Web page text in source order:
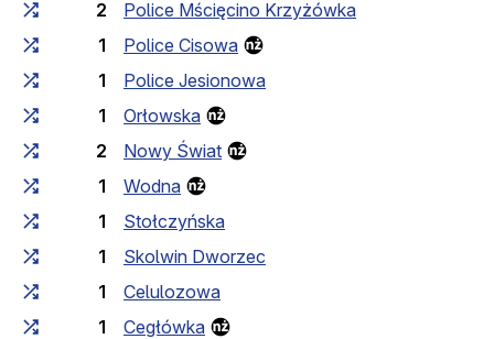
2
Police Mścięcino Krzyżówka
1
Police Cisowa
1
Police Jesionowa
1
Orłowska
2
Nowy Świat
1
Wodna
1
Stołczyńska
1
Skolwin Dworzec
1
Celulozowa
1
Cegłówka